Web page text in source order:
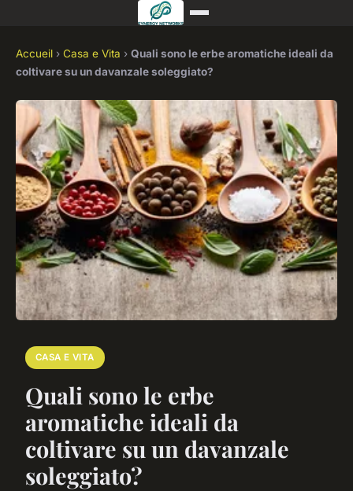
Accueil › Casa e Vita › Quali sono le erbe aromatiche ideali da
coltivare su un davanzale soleggiato?
CASA E VITA
Quali sono le erbe
aromatiche ideali da
coltivare su un davanzale
soleggiato?